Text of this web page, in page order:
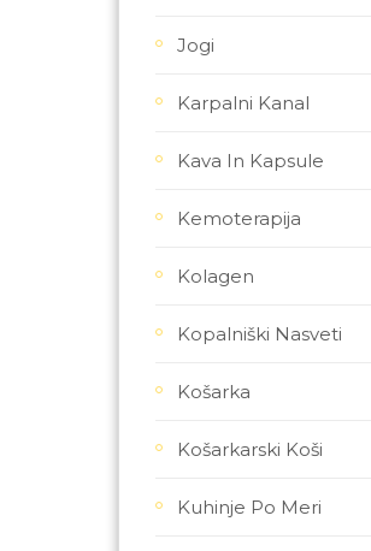
Jogi
Karpalni Kanal
Kava In Kapsule
Kemoterapija
Kolagen
Kopalniški Nasveti
Košarka
Košarkarski Koši
Kuhinje Po Meri